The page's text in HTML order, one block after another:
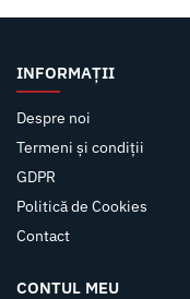
INFORMAȚII
Despre noi
Termeni și condiții
GDPR
Politică de Cookies
Contact
CONTUL MEU